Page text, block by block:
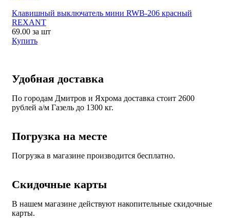
Клавишный выключатель мини RWB-206 красный
REXANT
69.00 за шт
Купить
Удобная доставка
По городам Дмитров и Яхрома доставка стоит 2600
рублей а/м Газель до 1300 кг.
Погрузка на месте
Погрузка в магазине производится бесплатно.
Скидочные карты
В нашем магазине действуют накопительные скидочные
карты.